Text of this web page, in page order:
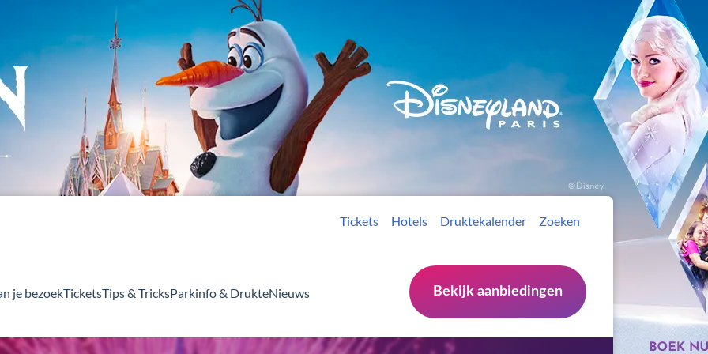
Tickets Hotels Druktekalender Zoeken
je bezoekTicketsTips & TricksParkinfo & DrukteNieuws Bekijk aanbiedingen